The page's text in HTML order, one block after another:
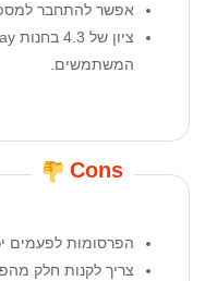
אפשר להתחבר
המשתמשים.
Cons
הפרסומות לפעמים
צריך לקנות חלק